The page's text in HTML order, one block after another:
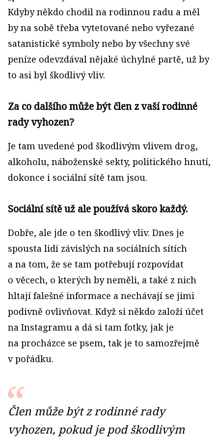
Kdyby někdo chodil na rodinnou radu a měl
by na sobě třeba vytetované nebo vyřezané
satanistické symboly nebo by všechny své
peníze odevzdával nějaké úchylné partě, už by
to asi byl škodlivý vliv.
Za co dalšího může být člen z vaší rodinné
rady vyhozen?
Je tam uvedené pod škodlivým vlivem drog,
alkoholu, náboženské sekty, politického hnutí,
dokonce i sociální sítě tam jsou.
Sociální sítě už ale používá skoro každý.
Dobře, ale jde o ten škodlivý vliv. Dnes je
spousta lidí závislých na sociálních sítích
a na tom, že se tam potřebují rozpovídat
o věcech, o kterých by neměli, a také z nich
hltají falešné informace a nechávají se jimi
podivně ovlivňovat. Když si někdo založí účet
na Instagramu a dá si tam fotky, jak je
na procházce se psem, tak je to samozřejmě
v pořádku.
Člen může být z rodinné rady
vyhozen, pokud je pod škodlivým